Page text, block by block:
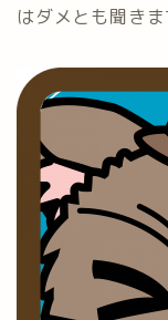
はダメとも聞きま